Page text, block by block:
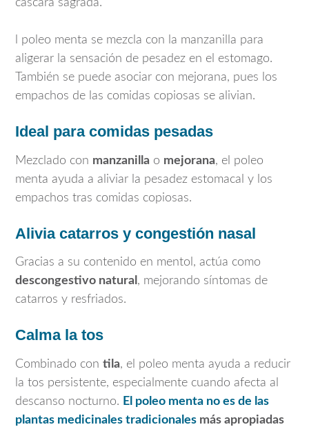
cáscara sagrada.
l poleo menta se mezcla con la manzanilla para
aligerar la sensación de pesadez en el estomago.
También se puede asociar con mejorana, pues los
empachos de las comidas copiosas se alivian.
Ideal para comidas pesadas
Mezclado con manzanilla o mejorana, el poleo
menta ayuda a aliviar la pesadez estomacal y los
empachos tras comidas copiosas.
Alivia catarros y congestión nasal
Gracias a su contenido en mentol, actúa como
descongestivo natural , mejorando síntomas de
catarros y resfriados.
Calma la tos
Combinado con tila, el poleo menta ayuda a reducir
la tos persistente, especialmente cuando afecta al
descanso nocturno. El poleo menta no es de las
plantas medicinales tradicionales más apropiadas